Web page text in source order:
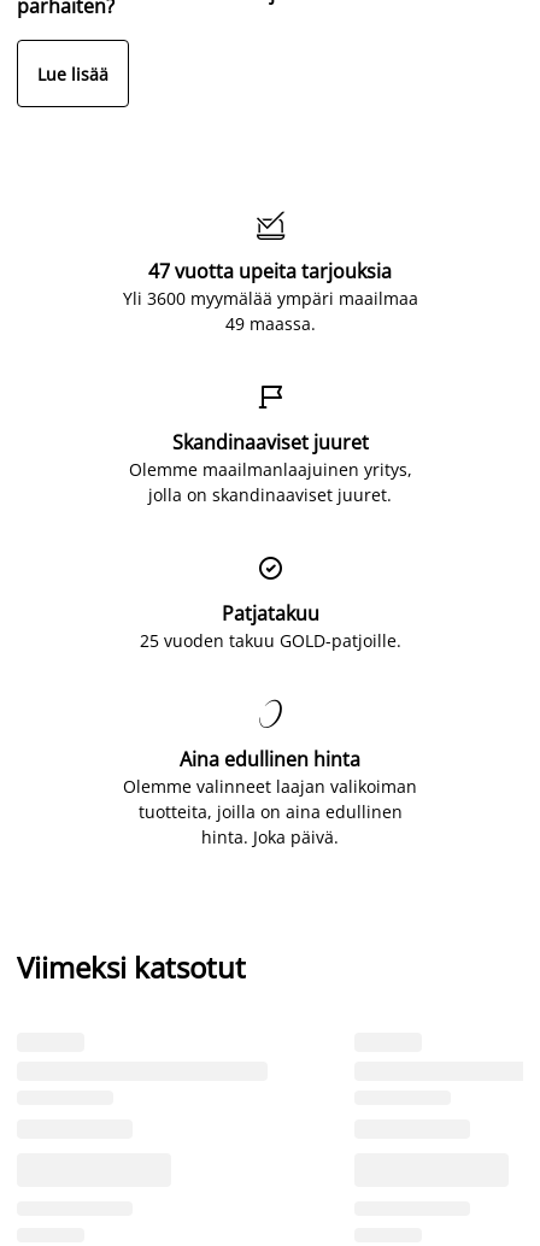
parhaiten?
Lue lisää

47 vuotta upeita tarjouksia
Yli 3600 myymälää ympäri maailmaa
49 maassa.

Skandinaaviset juuret
Olemme maailmanlaajuinen yritys,
jolla on skandinaaviset juuret.

Patjatakuu
25 vuoden takuu GOLD-patjoille.

Aina edullinen hinta
Olemme valinneet laajan valikoiman
tuotteita, joilla on aina edullinen
hinta. Joka päivä.
Viimeksi katsotut